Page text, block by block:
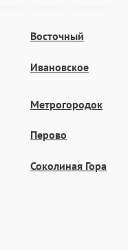
Восточный
Ивановское
Метрогородок
Перово
Соколиная Гора